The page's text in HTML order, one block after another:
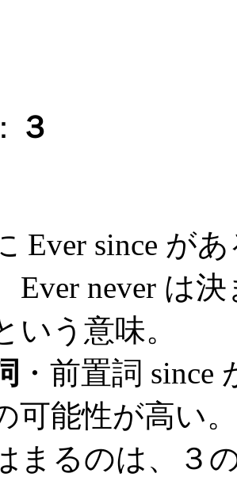
３
Ever since が
Ever never は
いう意味。
・前置詞
可能性が高い
まるのは、３